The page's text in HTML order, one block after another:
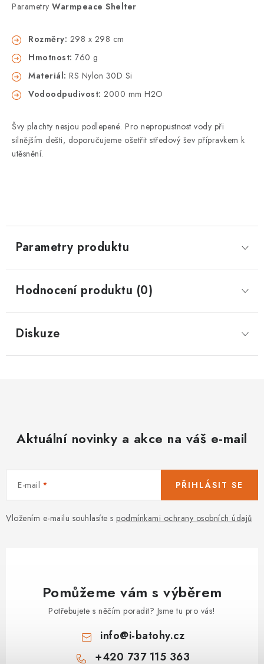
Parametry Warmpeace Shelter
Rozměry: 298 x 298 cm
Hmotnost: 760 g
Materiál: RS Nylon 30D Si
Vodoodpudivost: 2000 mm H2O
Švy plachty nesjou podlepené. Pro nepropustnost vody při
silnějším dešti, doporučujeme ošetřit středový šev přípravkem k
utěsnění.
Parametry produktu
Hodnocení produktu (0)
Diskuze
Aktuální novinky a akce na váš e-mail
E-mail
Vložením e-mailu souhlasíte s podmínkami ochrany osobních údajů
PŘIHLÁSIT SE
Pomůžeme vám s výběrem
Potřebujete s něčím poradit? Jsme tu pro vás!
info@i-batohy.cz
+420 737 115 363